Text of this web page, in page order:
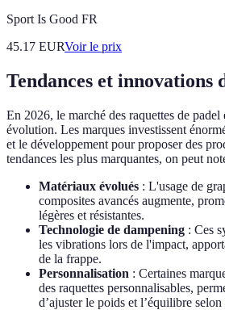
Sport Is Good FR
45.17 EURVoir le prix
Tendances et innovations
En 2026, le marché des raquettes de padel
évolution. Les marques investissent
et le développement pour proposer des
tendances les plus marquantes, on peut
Matériaux évolués : L'usage de
composites avancés augmente,
légères et résistantes.
Technologie de dampening : Ces
les vibrations lors de l'impact,
de la frappe.
Personnalisation : Certaines
des raquettes personnalisables,
d’ajuster le poids et l’équilibre